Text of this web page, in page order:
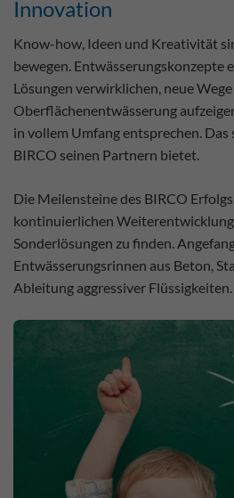
Innovation
Know-how, Ideen und Kreativität
bewegen. Entwässerungskonzepte
Lösungen verwirklichen, neue
Oberflächenentwässerung
in vollem Umfang entsprechen.
BIRCO seinen Partnern bietet.
Die Meilensteine des BIRCO
kontinuierlichen Weiterentwicklung
Sonderlösungen zu finden.
Entwässerungsrinnen aus Beton,
Ableitung aggressiver Flüssigkeiten.